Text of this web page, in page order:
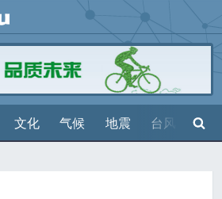
文化 气候 地震 台风 天气
搜索